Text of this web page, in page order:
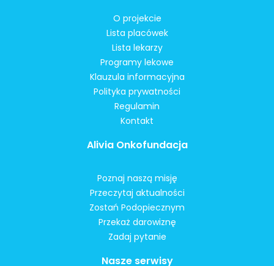
O projekcie
Lista placówek
Lista lekarzy
Programy lekowe
Klauzula informacyjna
Polityka prywatności
Regulamin
Kontakt
Alivia Onkofundacja
Poznaj naszą misję
Przeczytaj aktualności
Zostań Podopiecznym
Przekaż darowiznę
Zadaj pytanie
Nasze serwisy